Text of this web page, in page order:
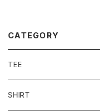
CATEGORY
TEE
SHIRT